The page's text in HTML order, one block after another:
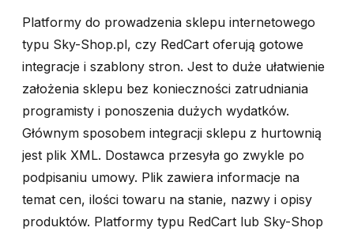
Platformy do prowadzenia sklepu internetowego
typu Sky-Shop.pl, czy RedCart oferują gotowe
integracje i szablony stron. Jest to duże ułatwienie
założenia sklepu bez konieczności zatrudniania
programisty i ponoszenia dużych wydatków.
Głównym sposobem integracji sklepu z hurtownią
jest plik XML. Dostawca przesyła go zwykle po
podpisaniu umowy. Plik zawiera informacje na
temat cen, ilości towaru na stanie, nazwy i opisy
produktów. Platformy typu RedCart lub Sky-Shop